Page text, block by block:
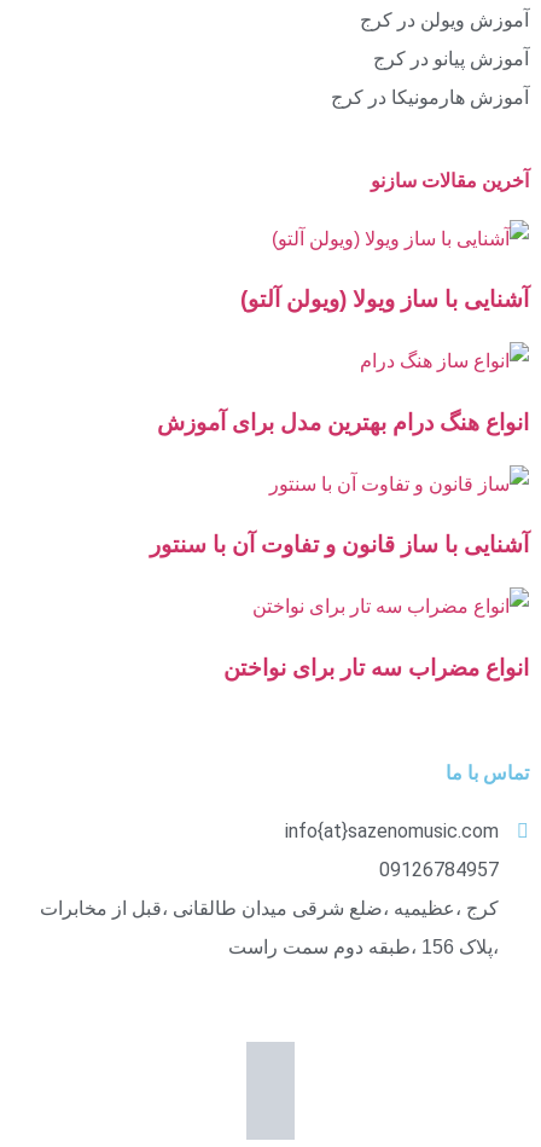
آموزش ویولن در کرج
آموزش پیانو در کرج
آموزش هارمونیکا در کرج
آخرین مقالات سازنو
آشنایی با ساز ویولا (ویولن آلتو)
انواع هنگ درام بهترین مدل برای آموزش
آشنایی با ساز قانون و تفاوت آن با سنتور
انواع مضراب سه تار برای نواختن
تماس با ما
info{at}sazenomusic.com
09126784957
کرج ،عظیمیه ،ضلع شرقی میدان طالقانی ،قبل از مخابرات
،پلاک 156 ،طبقه دوم سمت راست